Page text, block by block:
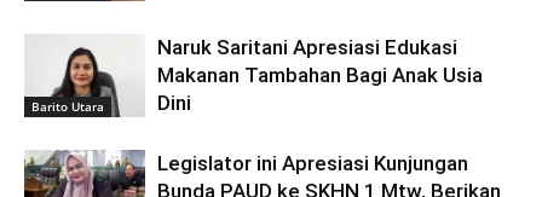
Barito Utara
Naruk Saritani Apresiasi Edukasi
Makanan Tambahan Bagi Anak Usia
Dini
Legislator ini Apresiasi Kunjungan
Bunda PAUD ke SKHN 1 Mtw, Berikan